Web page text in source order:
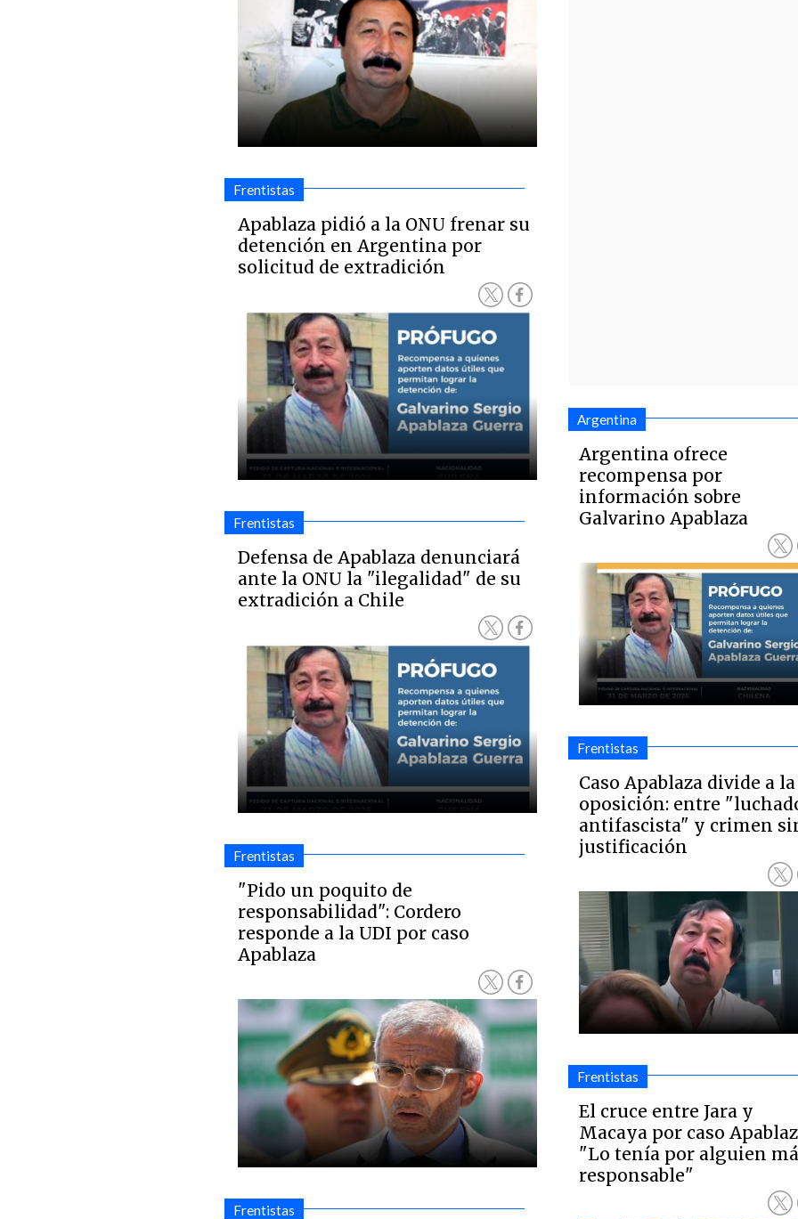
Frentistas
Apablaza pidió a la ONU frenar su
detención en Argentina por
solicitud de extradición
Frentistas
Defensa de Apablaza denunciará
ante la ONU la "ilegalidad" de su
extradición a Chile
Frentistas
"Pido un poquito de
responsabilidad": Cordero
responde a la UDI por caso
Apablaza
Frentistas
Argentina
Argentina ofrece
recompensa por
información sobre
Galvarino Apablaza
Frentistas
Caso Apablaza divide a la
oposición: entre
antifascista" y crimen
justificación
Frentistas
El cruce entre Jara y
Macaya por caso
"Lo tenía por alguien
responsable"